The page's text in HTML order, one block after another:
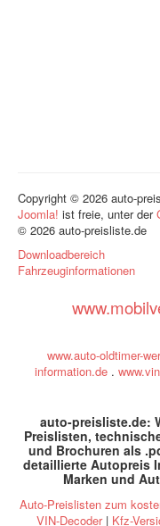
Copyright © 2026 auto-
Joomla! ist freie, unter der
© 2026 auto-preisliste.de
Downloadbereich
Fahrzeuginformationen
www.auto-oldtimer-
information.de.
auto-preisliste.de:
Preislisten,
und Brochuren als
detaillierte Autopreis
Marken und
Auto-Preislisten zum
VIN-Decoder| Kfz-